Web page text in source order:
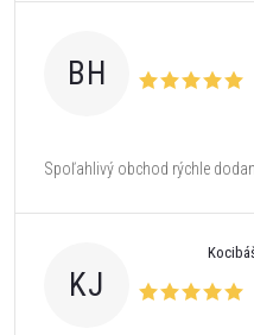
BH
Spoľahlivý obchod rýchle
KJ